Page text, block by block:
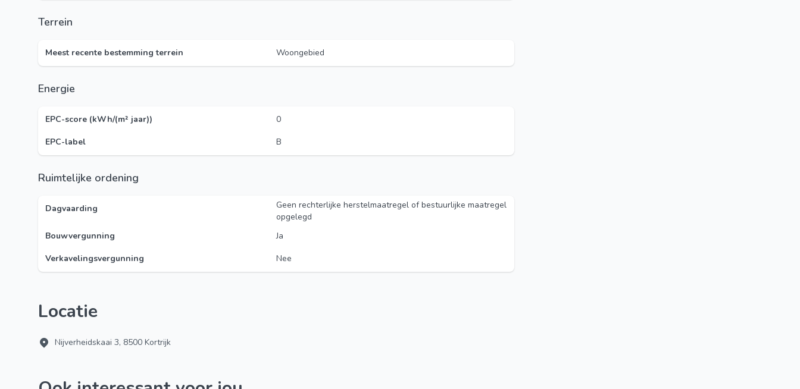
Terrein
Meest recente bestemming terrein Woongebied
Energie
EPC-score (kWh/(m² jaar))
0
EPC-label
B
Ruimtelijke ordening
Dagvaarding
Geen rechterlijke herstelmaatregel of bestuurlijke maatregel
opgelegd
Bouwvergunning
Ja
Verkavelingsvergunning
Nee
Locatie
Nijverheidskaai 3, 8500 Kortrijk